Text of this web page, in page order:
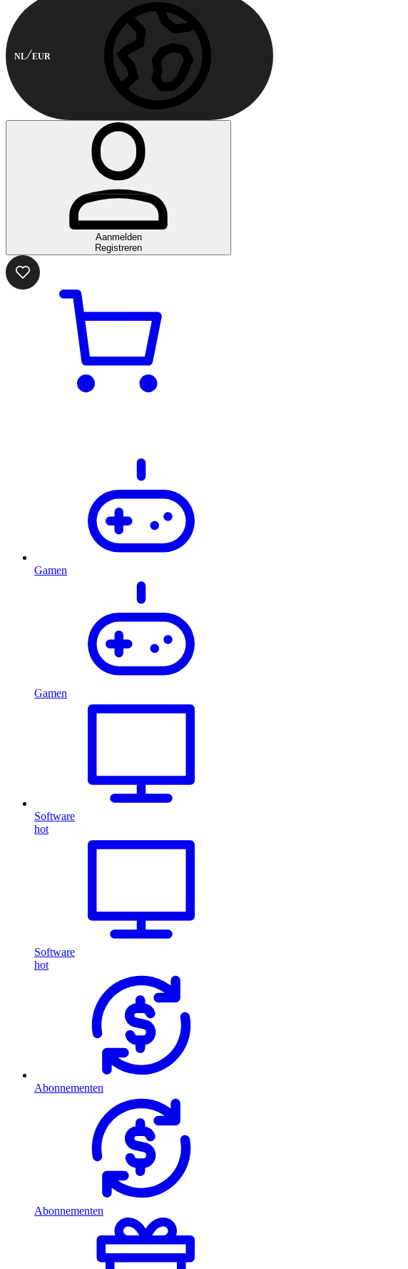
NL EUR
Aanmelden
Registreren
Gamen
Gamen
Software
hot
Software
hot
Abonnementen
Abonnementen